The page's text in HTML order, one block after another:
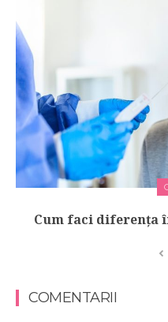
Cum faci diferența
COMENTARII